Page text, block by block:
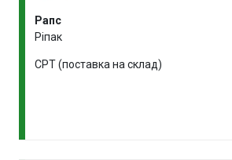
Рапс
Ріпак
CPT (поставка на склад)